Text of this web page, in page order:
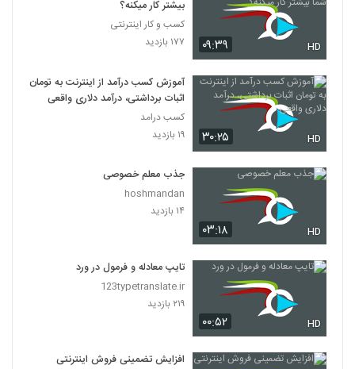
۰۹:۳۹ HD
بیشتر کار میکنه؟
کسب و کار اینترنتی
۱۷۷ بازدید
۳۰:۲۵ HD
آموزش کسب درآمد از اینترنت به تومان
اثبات برداشتی، درآمد دلاری واقعی
کسب درامد
۱۹ بازدید
۰۳:۱۸ HD
جذب معلم خصوصی
hoshmandan
۱۴ بازدید
۰۰:۵۲ HD
تایپ معادله و فرمول در ورد
123typetranslate.ir
۲۱۹ بازدید
افزایش تضمینی فروش اینترنتی